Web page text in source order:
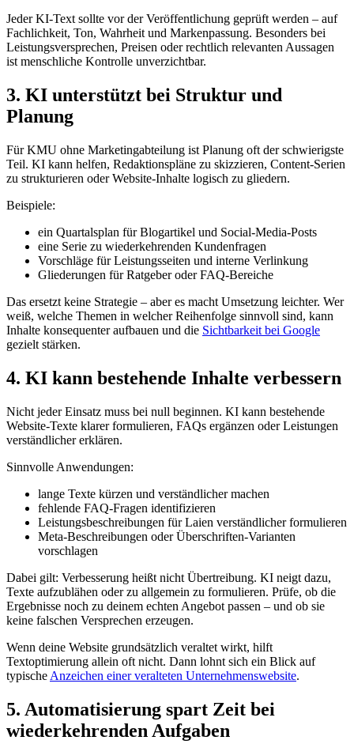
Jeder KI-Text sollte vor der Veröffentlichung geprüft werden – auf
Fachlichkeit, Ton, Wahrheit und Markenpassung. Besonders bei
Leistungsversprechen, Preisen oder rechtlich relevanten Aussagen
ist menschliche Kontrolle unverzichtbar.
3. KI unterstützt bei Struktur und
Planung
Für KMU ohne Marketingabteilung ist Planung oft der schwierigste
Teil. KI kann helfen, Redaktionspläne zu skizzieren, Content-Serien
zu strukturieren oder Website-Inhalte logisch zu gliedern.
Beispiele:
ein Quartalsplan für Blogartikel und Social-Media-Posts
eine Serie zu wiederkehrenden Kundenfragen
Vorschläge für Leistungsseiten und interne Verlinkung
Gliederungen für Ratgeber oder FAQ-Bereiche
Das ersetzt keine Strategie – aber es macht Umsetzung leichter. Wer
weiß, welche Themen in welcher Reihenfolge sinnvoll sind, kann
Inhalte konsequenter aufbauen und die Sichtbarkeit bei Google
gezielt stärken.
4. KI kann bestehende Inhalte verbessern
Nicht jeder Einsatz muss bei null beginnen. KI kann bestehende
Website-Texte klarer formulieren, FAQs ergänzen oder Leistungen
verständlicher erklären.
Sinnvolle Anwendungen:
lange Texte kürzen und verständlicher machen
fehlende FAQ-Fragen identifizieren
Leistungsbeschreibungen für Laien verständlicher formulieren
Meta-Beschreibungen oder Überschriften-Varianten
vorschlagen
Dabei gilt: Verbesserung heißt nicht Übertreibung. KI neigt dazu,
Texte aufzublähen oder zu allgemein zu formulieren. Prüfe, ob die
Ergebnisse noch zu deinem echten Angebot passen – und ob sie
keine falschen Versprechen erzeugen.
Wenn deine Website grundsätzlich veraltet wirkt, hilft
Textoptimierung allein oft nicht. Dann lohnt sich ein Blick auf
typische Anzeichen einer veralteten Unternehmenswebsite.
5. Automatisierung spart Zeit bei
wiederkehrenden Aufgaben